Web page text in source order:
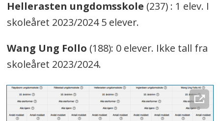
Hellerasten ungdomsskole (237) : 1 elev. I
skoleåret 2023/2024 5 elever.
Wang Ung Follo (188): 0 elever. Ikke tall fra
skoleåret 2023/2024.